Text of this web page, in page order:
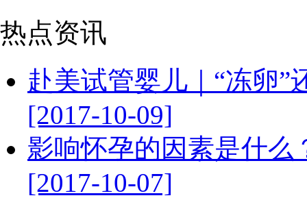
热点资讯
赴美试管婴儿｜“冻卵”
[2017-10-09]
影响怀孕的因素是什么
[2017-10-07]